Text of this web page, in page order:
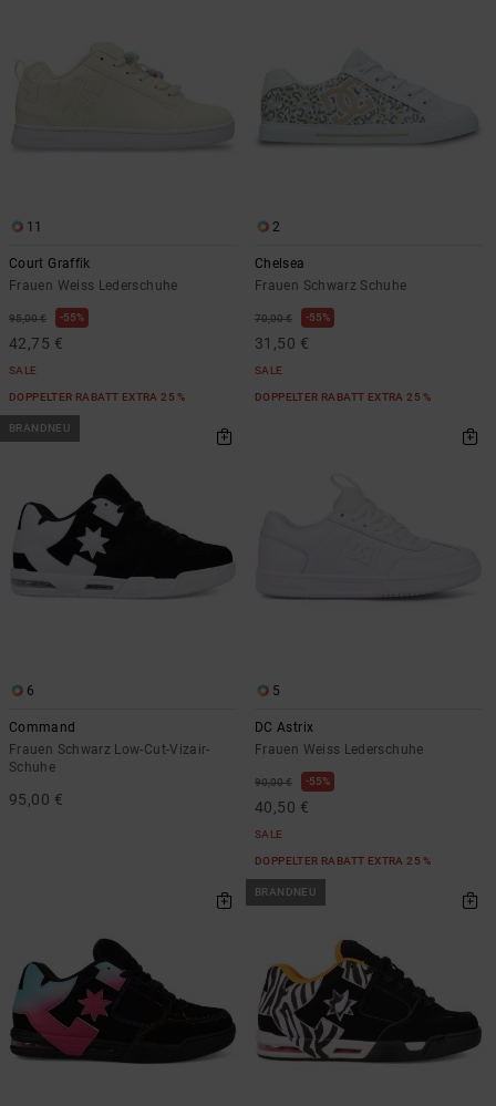
11
Court Graffik
Frauen Weiss Lederschuhe
95,00 € 55%
42,75 €
SALE
DOPPELTER RABATT EXTRA 25 %
2
Chelsea
Frauen Schwarz Schuhe
70,00 € 55%
31,50 €
SALE
DOPPELTER RABATT EXTRA 25 %
BRANDNEU
6
Command
Frauen Schwarz Low-Cut-Vizair-
Schuhe
95,00 €
5
DC Astrix
Frauen Weiss Lederschuhe
90,00 € 55%
40,50 €
SALE
DOPPELTER RABATT EXTRA 25 %
BRANDNEU